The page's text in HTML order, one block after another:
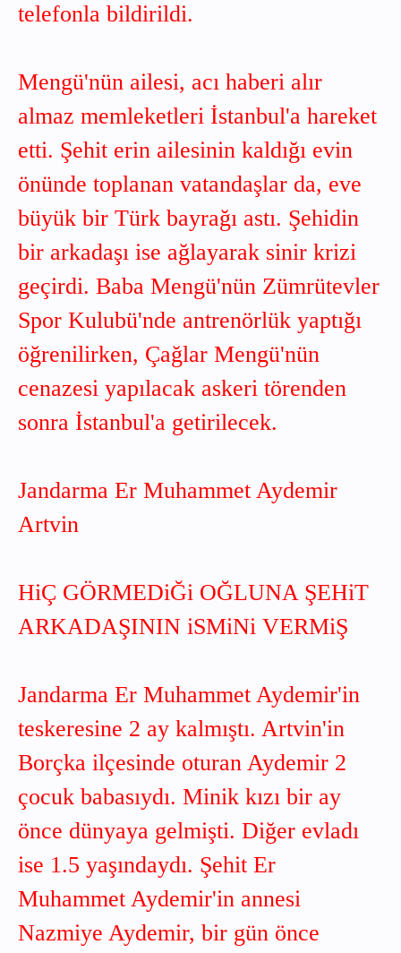
telefonla bildirildi.
Mengü'nün ailesi, acı haberi alır
almaz memleketleri İstanbul'a hareket
etti. Şehit erin ailesinin kaldığı evin
önünde toplanan vatandaşlar da, eve
büyük bir Türk bayrağı astı. Şehidin
bir arkadaşı ise ağlayarak sinir krizi
geçirdi. Baba Mengü'nün Zümrütevler
Spor Kulubü'nde antrenörlük yaptığı
öğrenilirken, Çağlar Mengü'nün
cenazesi yapılacak askeri törenden
sonra İstanbul'a getirilecek.
Jandarma Er Muhammet Aydemir
Artvin
HiÇ GÖRMEDiĞi OĞLUNA ŞEHiT
ARKADAŞININ iSMiNi VERMiŞ
Jandarma Er Muhammet Aydemir'in
teskeresine 2 ay kalmıştı. Artvin'in
Borçka ilçesinde oturan Aydemir 2
çocuk babasıydı. Minik kızı bir ay
önce dünyaya gelmişti. Diğer evladı
ise 1.5 yaşındaydı. Şehit Er
Muhammet Aydemir'in annesi
Nazmiye Aydemir, bir gün önce